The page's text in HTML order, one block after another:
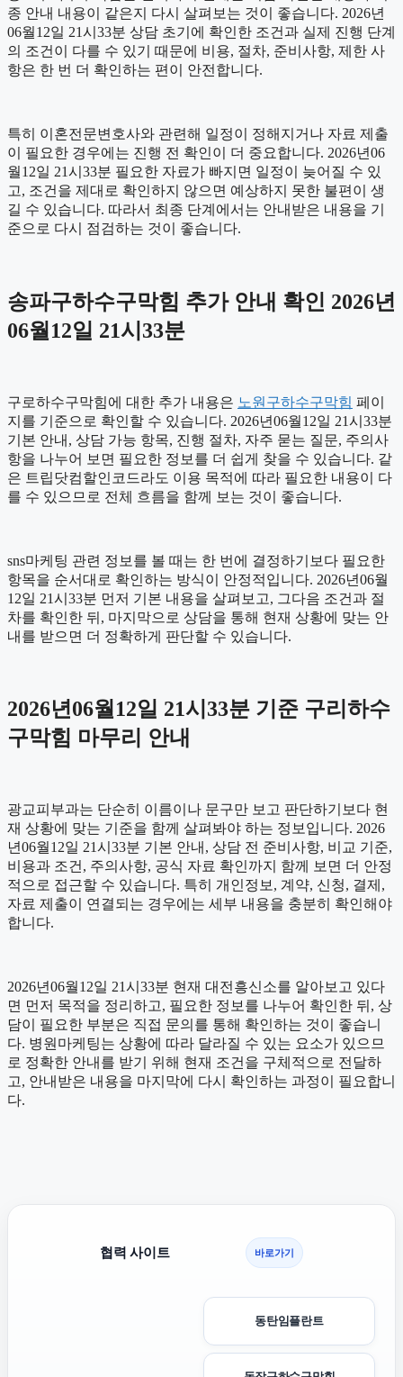
종 안내 내용이 같은지 다시 살펴보는 것이 좋습니다. 2026년
06월12일 21시33분 상담 초기에 확인한 조건과 실제 진행 단계
의 조건이 다를 수 있기 때문에 비용, 절차, 준비사항, 제한 사
항은 한 번 더 확인하는 편이 안전합니다.
특히 이혼전문변호사와 관련해 일정이 정해지거나 자료 제출
이 필요한 경우에는 진행 전 확인이 더 중요합니다. 2026년06
월12일 21시33분 필요한 자료가 빠지면 일정이 늦어질 수 있
고, 조건을 제대로 확인하지 않으면 예상하지 못한 불편이 생
길 수 있습니다. 따라서 최종 단계에서는 안내받은 내용을 기
준으로 다시 점검하는 것이 좋습니다.
송파구하수구막힘 추가 안내 확인 2026년
06월12일 21시33분
구로하수구막힘에 대한 추가 내용은 노원구하수구막힘 페이
지를 기준으로 확인할 수 있습니다. 2026년06월12일 21시33분
기본 안내, 상담 가능 항목, 진행 절차, 자주 묻는 질문, 주의사
항을 나누어 보면 필요한 정보를 더 쉽게 찾을 수 있습니다. 같
은 트립닷컴할인코드라도 이용 목적에 따라 필요한 내용이 다
를 수 있으므로 전체 흐름을 함께 보는 것이 좋습니다.
sns마케팅 관련 정보를 볼 때는 한 번에 결정하기보다 필요한
항목을 순서대로 확인하는 방식이 안정적입니다. 2026년06월
12일 21시33분 먼저 기본 내용을 살펴보고, 그다음 조건과 절
차를 확인한 뒤, 마지막으로 상담을 통해 현재 상황에 맞는 안
내를 받으면 더 정확하게 판단할 수 있습니다.
2026년06월12일 21시33분 기준 구리하수
구막힘 마무리 안내
광교피부과는 단순히 이름이나 문구만 보고 판단하기보다 현
재 상황에 맞는 기준을 함께 살펴봐야 하는 정보입니다. 2026
년06월12일 21시33분 기본 안내, 상담 전 준비사항, 비교 기준,
비용과 조건, 주의사항, 공식 자료 확인까지 함께 보면 더 안정
적으로 접근할 수 있습니다. 특히 개인정보, 계약, 신청, 결제,
자료 제출이 연결되는 경우에는 세부 내용을 충분히 확인해야
합니다.
2026년06월12일 21시33분 현재 대전흥신소를 알아보고 있다
면 먼저 목적을 정리하고, 필요한 정보를 나누어 확인한 뒤, 상
담이 필요한 부분은 직접 문의를 통해 확인하는 것이 좋습니
다. 병원마케팅는 상황에 따라 달라질 수 있는 요소가 있으므
로 정확한 안내를 받기 위해 현재 조건을 구체적으로 전달하
고, 안내받은 내용을 마지막에 다시 확인하는 과정이 필요합니
다.
협력 사이트 바로가기
동탄임플란트